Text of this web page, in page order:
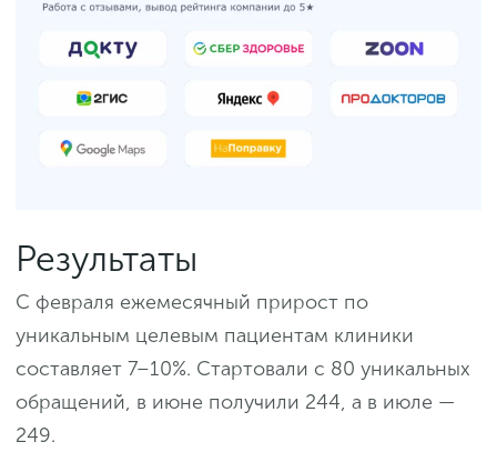
Результаты
С февраля ежемесячный прирост по
уникальным целевым пациентам клиники
составляет 7–10%. Стартовали с 80 уникальных
обращений, в июне получили 244, а в июле —
249.